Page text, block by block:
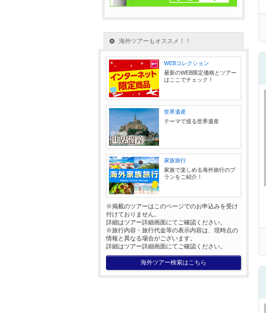
海外ツアーもオススメ！！
WEBコレクション
最新のWEB限定価格とツアー
はここでチェック！
世界遺産
テーマで巡る世界遺産
家族旅行
家族で楽しめる海外旅行のプ
ランをご紹介！
※掲載のツアーはこのページでのお申込みを受け
付けておりません。
詳細はツアー詳細画面にてご確認ください。
※旅行内容・旅行代金等の表示内容は、現時点の
情報と異なる場合がございます。
詳細はツアー詳細画面にてご確認ください。
海外ツアー検索はこちら